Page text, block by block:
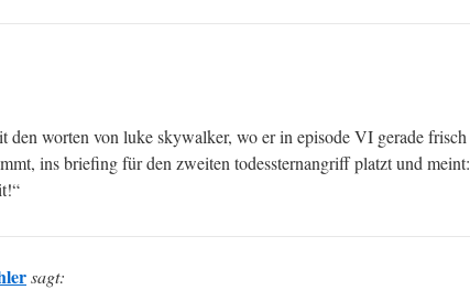
den worten von luke skywalker, wo er in episode VI gerade frisch
ins briefing für den zweiten todessternangriff platzt und meint:
sagt: